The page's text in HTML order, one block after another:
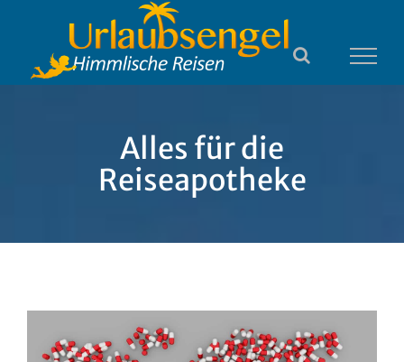
springen
Alles für die
Reiseapotheke